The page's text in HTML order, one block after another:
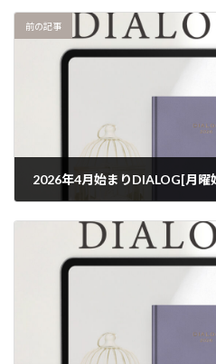
前の記事